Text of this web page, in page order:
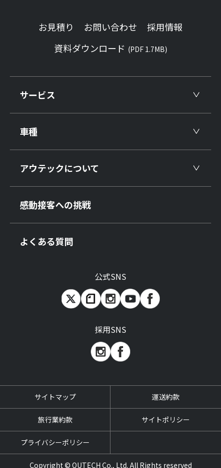
お見積り お問い合わせ
採用情報
資料ダウンロード (PDF 1.7MB)
サービス
車種
アウテックについて
感動接客への挑戦
よくある質問
公式SNS
採用SNS
サイトマップ 運送約款
旅行業約款 サイトポリシー
プライバシーポリシー
Copyright © OUTECH Co., Ltd. All Rights reserved